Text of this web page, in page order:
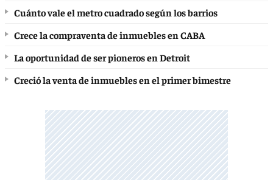
Cuánto vale el metro cuadrado según los barrios
Crece la compraventa de inmuebles en CABA
La oportunidad de ser pioneros en Detroit
Creció la venta de inmuebles en el primer bimestre